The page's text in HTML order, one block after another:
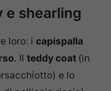
e shearling
loro: i capispalla
. Il teddy coat (in
e lo